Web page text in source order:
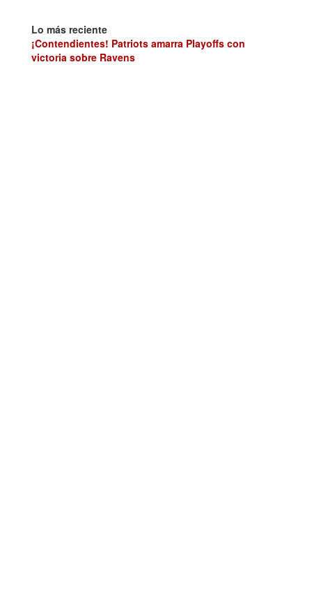
Lo más reciente
¡Contendientes! Patriots amarra Playoffs con
victoria sobre Ravens